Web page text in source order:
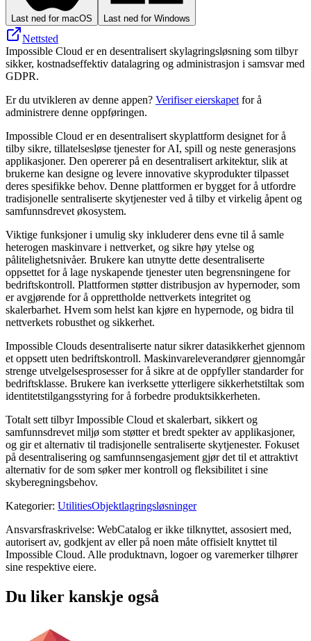
Last ned for macOS Last ned for Windows
Nettsted
Impossible Cloud er en desentralisert skylagringsløsning som tilbyr
sikker, kostnadseffektiv datalagring og administrasjon i samsvar med
GDPR.
Er du utvikleren av denne appen? Verifiser eierskapet for å
administrere denne oppføringen.
Impossible Cloud er en desentralisert skyplattform designet for å
tilby sikre, tillatelsesløse tjenester for AI, spill og neste generasjons
applikasjoner. Den opererer på en desentralisert arkitektur, slik at
brukerne kan designe og levere innovative skyprodukter tilpasset
deres spesifikke behov. Denne plattformen er bygget for å utfordre
tradisjonelle sentraliserte skytjenester ved å tilby et virkelig åpent og
samfunnsdrevet økosystem.
Viktige funksjoner i umulig sky inkluderer dens evne til å samle
heterogen maskinvare i nettverket, og sikre høy ytelse og
pålitelighetsnivåer. Brukere kan utnytte dette desentraliserte
oppsettet for å lage nyskapende tjenester uten begrensningene for
bedriftskontroll. Plattformen støtter distribusjon av hypernoder, som
er avgjørende for å opprettholde nettverkets integritet og
skalerbarhet. Hvem som helst kan kjøre en hypernode, og bidra til
nettverkets robusthet og sikkerhet.
Impossible Clouds desentraliserte natur sikrer datasikkerhet gjennom
et oppsett uten bedriftskontroll. Maskinvareleverandører gjennomgår
strenge utvelgelsesprosesser for å sikre at de oppfyller standarder for
bedriftsklasse. Brukere kan iverksette ytterligere sikkerhetstiltak som
identitetstilgangsstyring for å forbedre produktsikkerheten.
Totalt sett tilbyr Impossible Cloud et skalerbart, sikkert og
samfunnsdrevet miljø som støtter et bredt spekter av applikasjoner,
og gir et alternativ til tradisjonelle sentraliserte skytjenester. Fokuset
på desentralisering og samfunnsengasjement gjør det til et attraktivt
alternativ for de som søker mer kontroll og fleksibilitet i sine
skyberegningsbehov.
Kategorier: UtilitiesObjektlagringsløsninger
Ansvarsfraskrivelse: WebCatalog er ikke tilknyttet, assosiert med,
autorisert av, godkjent av eller på noen måte offisielt knyttet til
Impossible Cloud. Alle produktnavn, logoer og varemerker tilhører
sine respektive eiere.
Du liker kanskje også